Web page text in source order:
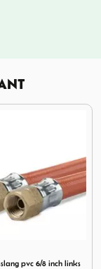
pvc 6/8 inch links